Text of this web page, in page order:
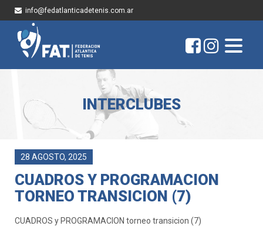
info@fedatlanticadetenis.com.ar
INTERCLUBES
28 AGOSTO, 2025
CUADROS Y PROGRAMACION
TORNEO TRANSICION (7)
CUADROS y PROGRAMACION torneo transicion (7)